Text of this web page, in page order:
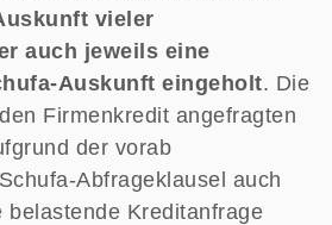
vieler
auch jeweils eine
Auskunft eingeholt. Die
Firmenkredit angefragten
der vorab
Abfrageklausel auch
belastende Kreditanfrage